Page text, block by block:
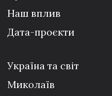
Наш вплив
Дата-проєкти
Україна та світ
Миколаїв